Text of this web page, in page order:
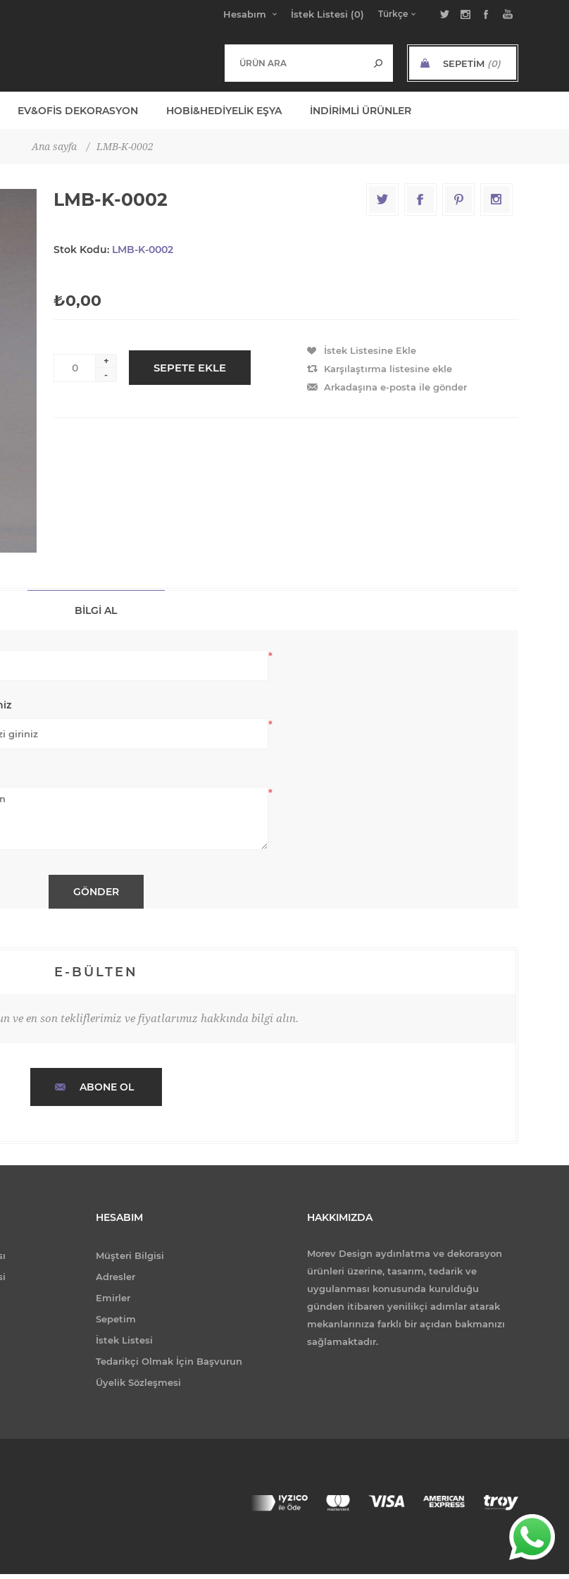
Hesabım İstek Listesi (0)
SEPETIM (0)
EV&OFIS DEKORASYON HOBI&HEDIYELIK EŞYA İNDIRIMLI ÜRÜNLER
Ana sayfa / LMB-K-0002
LMB-K-0002
Stok Kodu: LMB-K-0002
₺0,00
+
-
BILGI AL
*
*
*
E-BÜLTEN
ve en son tekliflerimiz ve fiyatlarımız hakkında bilgi alın.
ABONE OL
HESABIM
Müşteri Bilgisi
Adresler
Emirler
Sepetim
İstek Listesi
Tedarikçi Olmak İçin Başvurun
Üyelik Sözleşmesi
HAKKIMIZDA
Morev Design aydınlatma ve dekorasyon
ürünleri üzerine, tasarım, tedarik ve
uygulanması konusunda kurulduğu
günden itibaren yenilikçi adımlar atarak
mekanlarınıza farklı bir açıdan bakmanızı
sağlamaktadır.